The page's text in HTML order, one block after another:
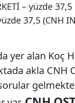
– yüzde 37,5
37,5 (CNH
yer alan Koç
akla CNH